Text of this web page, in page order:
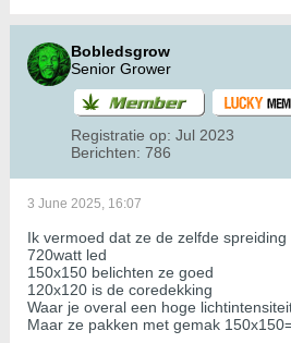
Bobledsgrow
Senior Grower
Registratie op: Jul 2023
Berichten: 786
3 June 2025, 16:07
Ik vermoed dat ze de zelfde
720watt led
150x150 belichten ze goed
120x120 is de coredekking
Waar je overal een hoge
Maar ze pakken met gemak